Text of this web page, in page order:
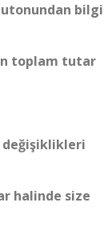
bilgi
toplam tutar
değişiklikleri
halinde size